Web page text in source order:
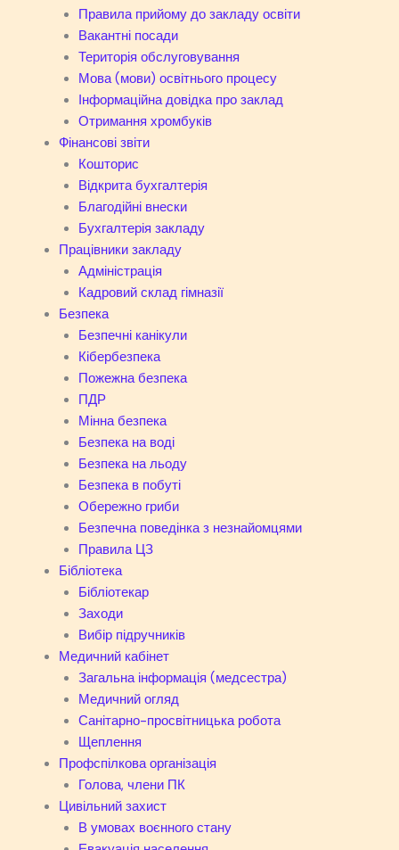
Правила прийому до закладу освіти
Вакантні посади
Територія обслуговування
Мова (мови) освітнього процесу
Інформаційна довідка про заклад
Отримання хромбуків
Фінансові звіти
Кошторис
Відкрита бухгалтерія
Благодійні внески
Бухгалтерія закладу
Працівники закладу
Адміністрація
Кадровий склад гімназії
Безпека
Безпечні канікули
Кібербезпека
Пожежна безпека
ПДР
Мінна безпека
Безпека на воді
Безпека на льоду
Безпека в побуті
Обережно гриби
Безпечна поведінка з незнайомцями
Правила ЦЗ
Бібліотека
Бібліотекар
Заходи
Вибір підручників
Медичний кабінет
Загальна інформація (медсестра)
Медичний огляд
Санітарно-просвітницька робота
Щеплення
Профспілкова організація
Голова, члени ПК
Цивільний захист
В умовах воєнного стану